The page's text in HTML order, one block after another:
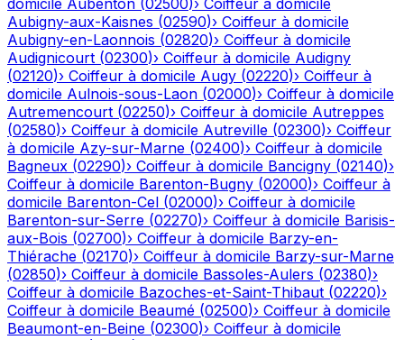
domicile Aubenton (02500)› Coiffeur à domicile
Aubigny-aux-Kaisnes (02590)› Coiffeur à domicile
Aubigny-en-Laonnois (02820)› Coiffeur à domicile
Audignicourt (02300)› Coiffeur à domicile Audigny
(02120)› Coiffeur à domicile Augy (02220)› Coiffeur à
domicile Aulnois-sous-Laon (02000)› Coiffeur à domicile
Autremencourt (02250)› Coiffeur à domicile Autreppes
(02580)› Coiffeur à domicile Autreville (02300)› Coiffeur
à domicile Azy-sur-Marne (02400)› Coiffeur à domicile
Bagneux (02290)› Coiffeur à domicile Bancigny (02140)›
Coiffeur à domicile Barenton-Bugny (02000)› Coiffeur à
domicile Barenton-Cel (02000)› Coiffeur à domicile
Barenton-sur-Serre (02270)› Coiffeur à domicile Barisis-
aux-Bois (02700)› Coiffeur à domicile Barzy-en-
Thiérache (02170)› Coiffeur à domicile Barzy-sur-Marne
(02850)› Coiffeur à domicile Bassoles-Aulers (02380)›
Coiffeur à domicile Bazoches-et-Saint-Thibaut (02220)›
Coiffeur à domicile Beaumé (02500)› Coiffeur à domicile
Beaumont-en-Beine (02300)› Coiffeur à domicile